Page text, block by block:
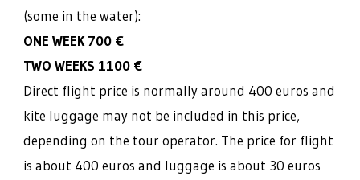
(some in the water):
ONE WEEK 700 €
TWO WEEKS 1100 €
Direct flight price is normally around 400 euros and
kite luggage may not be included in this price,
depending on the tour operator. The price for flight
is about 400 euros and luggage is about 30 euros